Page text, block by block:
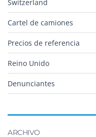
Switzerland
Cartel de camiones
Precios de referencia
Reino Unido
Denunciantes
ARCHIVO